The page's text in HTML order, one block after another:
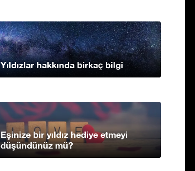
Yıldızlar hakkında birkaç bilgi
Eşinize bir yıldız hediye etmeyi
düşündünüz mü?